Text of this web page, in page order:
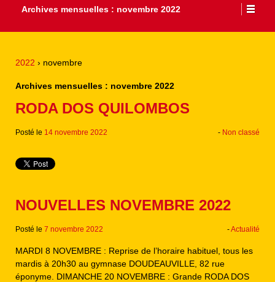
Archives mensuelles : novembre 2022
2022 › novembre
Archives mensuelles : novembre 2022
RODA DOS QUILOMBOS
Posté le 14 novembre 2022 - Non classé
NOUVELLES NOVEMBRE 2022
Posté le 7 novembre 2022 -Actualité
MARDI 8 NOVEMBRE : Reprise de l’horaire habituel, tous les
mardis à 20h30 au gymnase DOUDEAUVILLE, 82 rue
éponyme. DIMANCHE 20 NOVEMBRE : Grande RODA DOS